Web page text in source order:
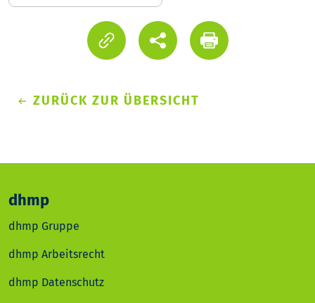
ZURÜCK ZUR ÜBERSICHT
dhmp
dhmp Gruppe
dhmp Arbeitsrecht
dhmp Datenschutz